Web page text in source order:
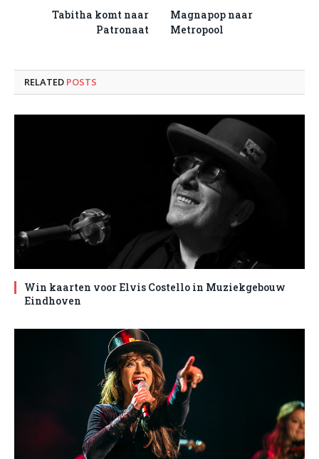
Tabitha komt naar
Patronaat
Magnapop naar
Metropool
RELATED POSTS
Win kaarten voor Elvis Costello in Muziekgebouw
Eindhoven